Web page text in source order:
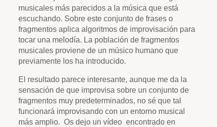
musicales más parecidos a la música que está
escuchando. Sobre este conjunto de frases o
fragmentos aplica algoritmos de improvisación para
tocar una melodía. La población de fragmentos
musicales proviene de un músico humano que
previamente los ha introducido.
El resultado parece interesante, aunque me da la
sensación de que improvisa sobre un conjunto de
fragmentos muy predeterminados, no sé que tal
funcionará improvisando con un entorno musical
más amplio. Os dejo un vídeo encontrado en